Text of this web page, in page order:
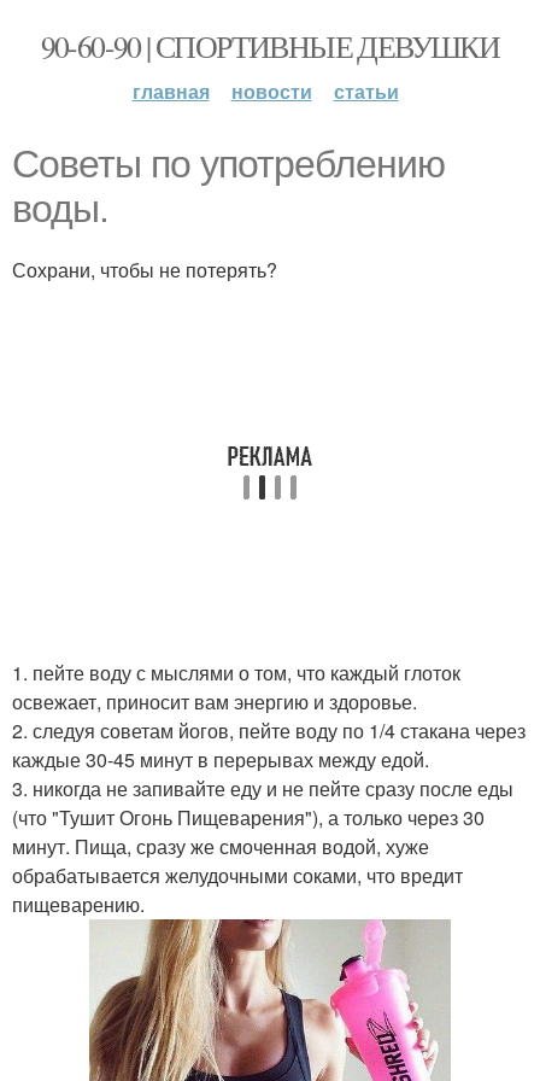
90-60-90 | СПОРТИВНЫЕ ДЕВУШКИ
главная новости статьи
Советы по употреблению
воды.
Сохрани, чтобы не потерять?
1. пейте воду с мыслями о том, что каждый глоток
освежает, приносит вам энергию и здоровье.
2. следуя советам йогов, пейте воду по 1/4 стакана через
каждые 30-45 минут в перерывах между едой.
3. никогда не запивайте еду и не пейте сразу после еды
(что "Тушит Огонь Пищеварения"), а только через 30
минут. Пища, сразу же смоченная водой, хуже
обрабатывается желудочными соками, что вредит
пищеварению.